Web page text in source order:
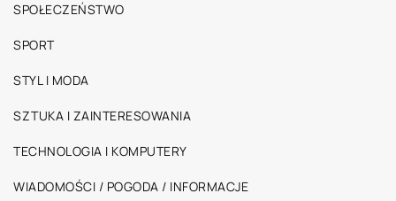
SPOŁECZEŃSTWO
SPORT
STYL I MODA
SZTUKA I ZAINTERESOWANIA
TECHNOLOGIA I KOMPUTERY
WIADOMOŚCI / POGODA / INFORMACJE